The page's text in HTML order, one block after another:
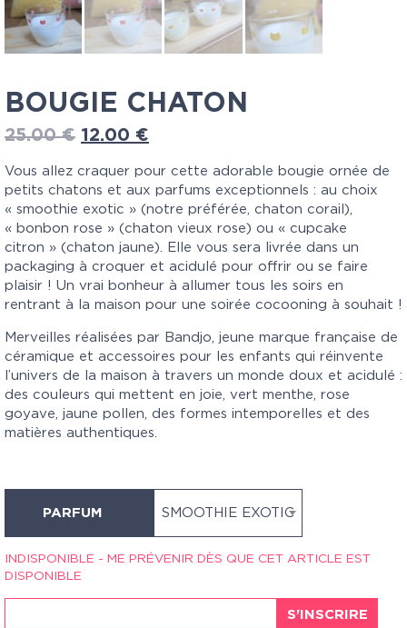
BOUGIE CHATON
25.00€ 12.00 €
Vous allez craquer pour cette adorable bougie ornée de
petits chatons et aux parfums exceptionnels : au choix
« smoothie exotic » (notre préférée, chaton corail),
« bonbon rose » (chaton vieux rose) ou « cupcake
citron » (chaton jaune). Elle vous sera livrée dans un
packaging à croquer et acidulé pour offrir ou se faire
plaisir ! Un vrai bonheur à allumer tous les soirs en
rentrant à la maison pour une soirée cocooning à souhait !
Merveilles réalisées par Bandjo, jeune marque française de
céramique et accessoires pour les enfants qui réinvente
l’univers de la maison à travers un monde doux et acidulé :
des couleurs qui mettent en joie, vert menthe, rose
goyave, jaune pollen, des formes intemporelles et des
matières authentiques.
PARFUM SMOOTHIE EXOTIC
INDISPONIBLE - ME PRÉVENIR DÈS QUE CET ARTICLE EST
DISPONIBLE
S'INSCRIRE